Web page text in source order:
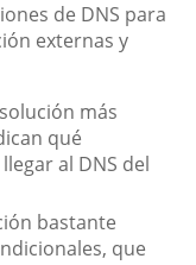
de DNS para
externas y
más
qué
al DNS del
bastante
que